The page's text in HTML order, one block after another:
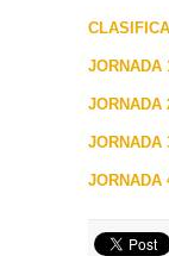
JORNADA
JORNADA
JORNADA
JORNADA